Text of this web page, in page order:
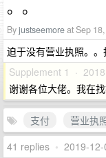
。。
Byjustseemoreat Sep
迫于没有营业执照。。
Supplement 1 ·
谢谢各位大佬。我在
支付 营业执
41 replies • 2019-